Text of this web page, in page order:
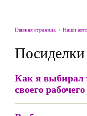
Главная страница Наши
Посиделки
Как я выбирал
своего